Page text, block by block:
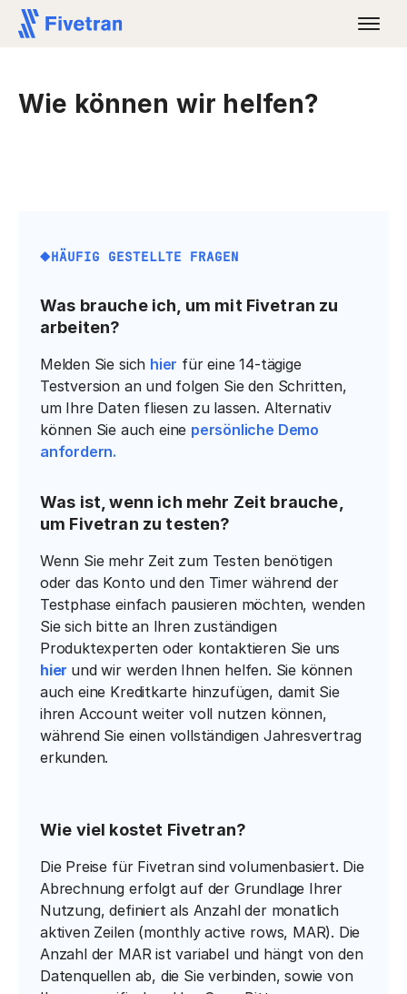
Wie können wir helfen?
HÄUFIG GESTELLTE FRAGEN
Was brauche ich, um mit Fivetran zu
arbeiten?
Melden Sie sich hier für eine 14-tägige
Testversion an und folgen Sie den Schritten,
um Ihre Daten fliesen zu lassen. Alternativ
können Sie auch eine persönliche Demo
anfordern.
Was ist, wenn ich mehr Zeit brauche,
um Fivetran zu testen?
Wenn Sie mehr Zeit zum Testen benötigen
oder das Konto und den Timer während der
Testphase einfach pausieren möchten, wenden
Sie sich bitte an Ihren zuständigen
Produktexperten oder kontaktieren Sie uns
hier und wir werden Ihnen helfen. Sie können
auch eine Kreditkarte hinzufügen, damit Sie
ihren Account weiter voll nutzen können,
während Sie einen vollständigen Jahresvertrag
erkunden.
Wie viel kostet Fivetran?
Die Preise für Fivetran sind volumenbasiert. Die
Abrechnung erfolgt auf der Grundlage Ihrer
Nutzung, definiert als Anzahl der monatlich
aktiven Zeilen (monthly active rows, MAR). Die
Anzahl der MAR ist variabel und hängt von den
Datenquellen ab, die Sie verbinden, sowie von